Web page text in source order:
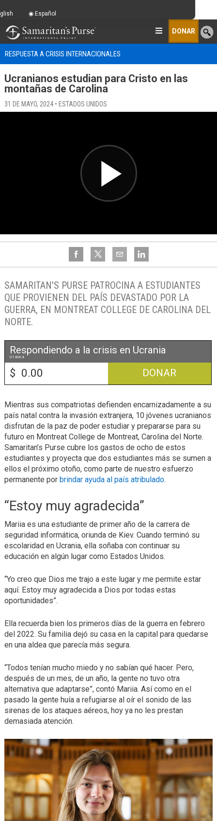
DONAR
RESPUESTA A CRISIS INTERNACIONALES
Ucranianos estudian para Cristo en las
montañas de Carolina
31 DE MAYO, 2024 • ESTADOS UNIDOS
SAMARITAN'S PURSE PATROCINA A ESTUDIANTES
QUE PROVIENEN DEL PAÍS DEVASTADO POR LA
GUERRA, EN MONTREAT COLLEGE DE CAROLINA DEL
NORTE.
Respondiendo a la crisis en Ucrania
014064
$ DONAR
Mientras sus compatriotas defienden encarnizadamente a su
país natal contra la invasión extranjera, 10 jóvenes ucranianos
disfrutan de la paz de poder estudiar y prepararse para su
futuro en Montreat College de Montreat, Carolina del Norte.
Samaritan’s Purse cubre los gastos de ocho de estos
estudiantes y proyecta que dos estudiantes más se sumen a
ellos el próximo otoño, como parte de nuestro esfuerzo
permanente por brindar ayuda al país atribulado.
“Estoy muy agradecida”
Mariia es una estudiante de primer año de la carrera de
seguridad informática, oriunda de Kiev. Cuando terminó su
escolaridad en Ucrania, ella soñaba con continuar su
educación en algún lugar como Estados Unidos.
“Yo creo que Dios me trajo a este lugar y me permite estar
aquí. Estoy muy agradecida a Dios por todas estas
oportunidades”.
Ella recuerda bien los primeros días de la guerra en febrero
del 2022. Su familia dejó su casa en la capital para quedarse
en una aldea que parecía más segura.
“Todos tenían mucho miedo y no sabían qué hacer. Pero,
después de un mes, de un año, la gente no tuvo otra
alternativa que adaptarse”, contó Mariia. Así como en el
pasado la gente huía a refugiarse al oír el sonido de las
sirenas de los ataques aéreos, hoy ya no les prestan
demasiada atención.
Español